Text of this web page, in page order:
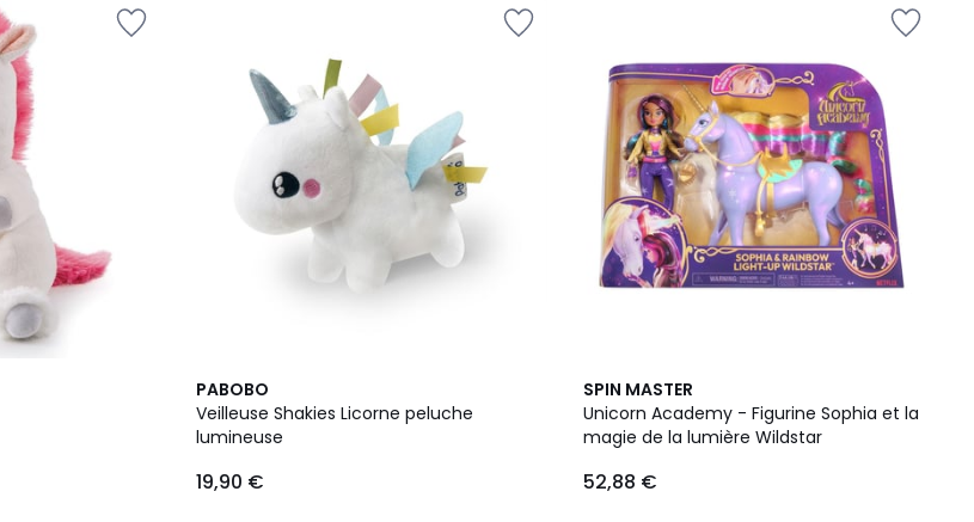
PABOBO
Veilleuse Shakies Licorne peluche
lumineuse
19,90 €
SPIN MASTER
Unicorn Academy - Figurine Sophia et la
magie de la lumière Wildstar
52,88 €